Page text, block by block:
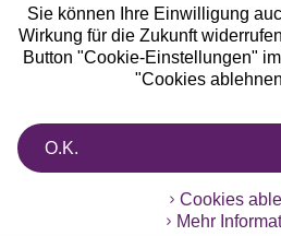
und wird gern
Blusen, Shirts und
Kleidern mit
Ausschnitt
Slipssind eng anliegende
Beinansatz.
Pantyssind etwas
klassischer Slip. Sie besitzen
und eine niedrige Bundhöhe.
Sie können Ihre Einwilligung
Wirkung für die Zukunft
Button "Cookie-Einstellungen"
"Cookies
O.K.
Cookies
Mehr